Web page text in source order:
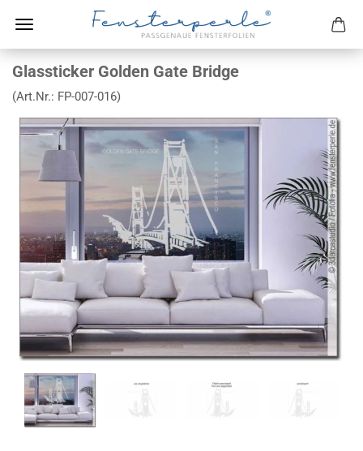
Glassticker Golden Gate Bridge
(Art.Nr.: FP-007-016)